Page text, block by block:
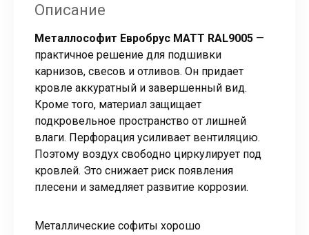
Описание
Металлософит Евробрус MATT RAL9005 —
практичное решение для подшивки
карнизов, свесов и отливов. Он придает
кровле аккуратный и завершенный вид.
Кроме того, материал защищает
подкровельное пространство от лишней
влаги. Перфорация усиливает вентиляцию.
Поэтому воздух свободно циркулирует под
кровлей. Это снижает риск появления
плесени и замедляет развитие коррозии.
Металлические софиты хорошо